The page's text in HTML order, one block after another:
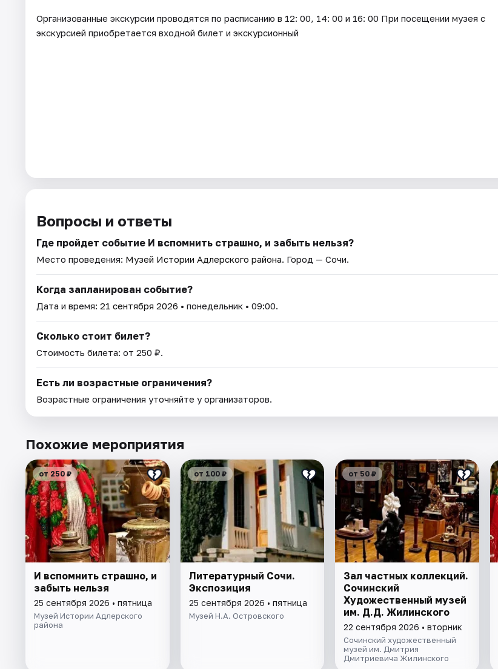
Организованные экскурсии проводятся по расписанию в 12: 00, 14: 00 и 16: 00 При посещении музея с
экскурсией приобретается входной билет и экскурсионный
Вопросы и ответы
Где пройдет событие И вспомнить страшно, и забыть нельзя?
Место проведения: Музей Истории Адлерского района. Город — Сочи.
Когда запланирован событие?
Дата и время: 21 сентября 2026 • понедельник • 09:00.
Сколько стоит билет?
Стоимость билета: от 250 ₽.
Есть ли возрастные ограничения?
Возрастные ограничения уточняйте у организаторов.
Похожие мероприятия
от 250 ₽
И вспомнить страшно, и
забыть нельзя
25 сентября 2026 • пятница
Музей Истории Адлерского
района
от 100 ₽
Литературный Сочи.
Экспозиция
25 сентября 2026 • пятница
Музей Н.А. Островского
от 50 ₽
Зал частных коллекций.
Сочинский
Художественный музей
им. Д.Д. Жилинского
22 сентября 2026 • вторник
Сочинский художественный
музей им. Дмитрия
Дмитриевича Жилинского